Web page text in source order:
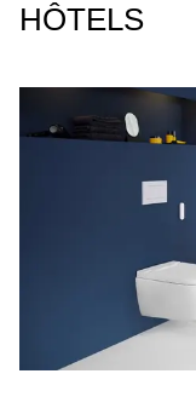
HÔTELS